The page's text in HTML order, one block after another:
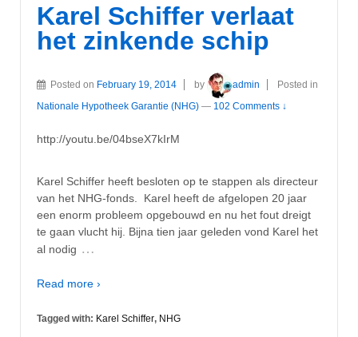
Karel Schiffer verlaat
het zinkende schip
Posted on February 19, 2014 by admin
Posted in
Nationale Hypotheek Garantie (NHG) — 102 Comments ↓
http://youtu.be/04bseX7kIrM
Karel Schiffer heeft besloten op te stappen als directeur
van het NHG-fonds. Karel heeft de afgelopen 20 jaar
een enorm probleem opgebouwd en nu het fout dreigt
te gaan vlucht hij. Bijna tien jaar geleden vond Karel het
al nodig …
Read more ›
Tagged with: Karel Schiffer, NHG